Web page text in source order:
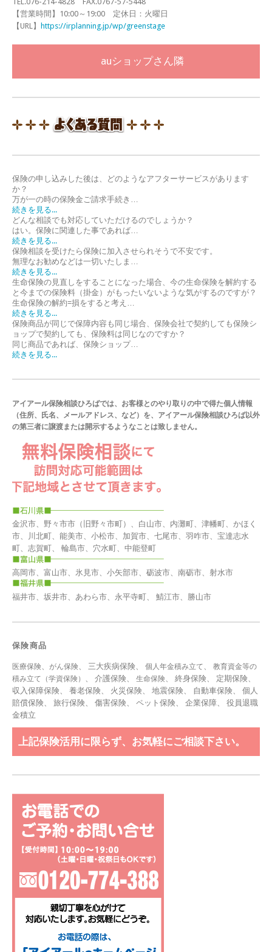
【営業時間】10:00～19:00 定休日：火曜日
【URL】 https://irplanning.jp/wp/greenstage
auショップさん隣
保険の申し込みした後は、どのようなアフターサービスがあります
か？
万が一の時の保険金ご請求手続き…
続きを見る...
どんな相談でも対応していただけるのでしょうか？
はい。保険に関連した事であれば…
続きを見る...
保険相談を受けたら保険に加入させられそうで不安です。
無理なお勧めなどは一切いたしま…
続きを見る...
生命保険の見直しをすることになった場合、今の生命保険を解約する
と今までの保険料（掛金）がもったいないような気がするのですが？
生命保険の解約=損をすると考え…
続きを見る...
保険商品が同じで保障内容も同じ場合、保険会社で契約しても保険シ
ョップで契約しても、保険料は同じなのですか？
同じ商品であれば、保険ショップ…
続きを見る...
アイアール保険相談ひろばでは、お客様とのやり取りの中で得た個人情報
（住所、氏名、メールアドレス、など）を、アイアール保険相談ひろば以外
の第三者に譲渡または開示するようなことは致しません。
金沢市、野々市市（旧野々市町）、白山市、内灘町、津幡町、かほく
市、川北町、能美市、小松市、加賀市、七尾市、羽咋市、宝達志水
町、志賀町、 輪島市、穴水町、中能登町
高岡市、富山市、氷見市、小矢部市、砺波市、南砺市、射水市
福井市、坂井市、あわら市、永平寺町、 鯖江市、勝山市
保険商品
医療保険 がん保険 、 三大疾病保険、 個人年金積み立て
教育資金等の
積み立て（学資保険）
、 介護保険、 生命保険 、 終身保険、 定期保険、
収入保障保険、 養老保険、 火災保険、 地震保険、 自動車保険、 個人
賠償保険、 旅行保険、 傷害保険、 ペット保険、 企業保障
役員退職
金積立
上記保険活用に限らず、お気軽にご相談下さい。